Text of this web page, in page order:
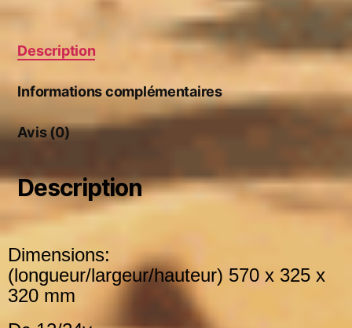
Description
Informations complémentaires
Avis (0)
Description
Dimensions:
(longueur/largeur/hauteur) 570 x 325 x
320 mm